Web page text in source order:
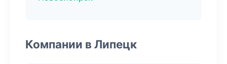
Компании в Липецк